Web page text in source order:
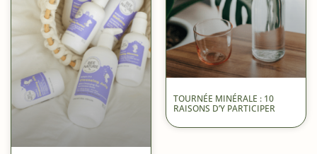
TOURNÉE MINÉRALE : 10
RAISONS D’Y PARTICIPER